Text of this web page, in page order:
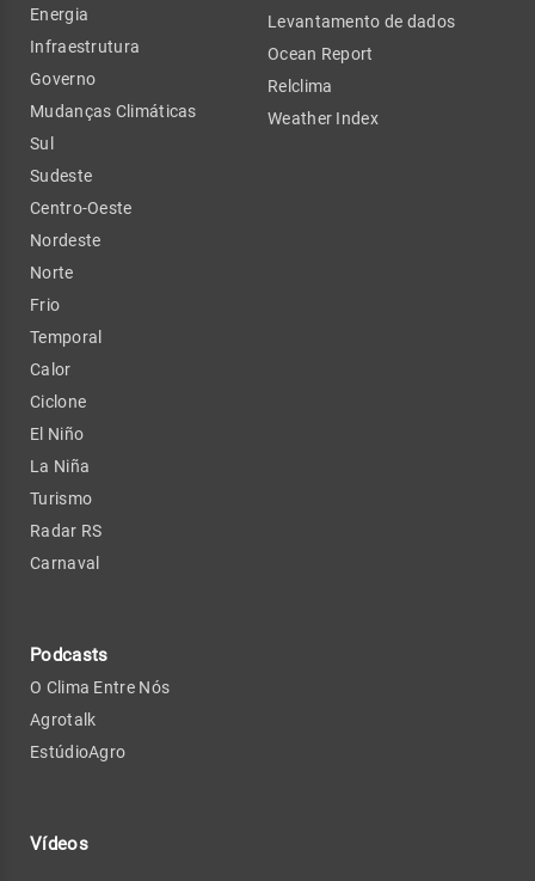
Energia
Infraestrutura
Governo
Mudanças Climáticas
Sul
Sudeste
Centro-Oeste
Nordeste
Norte
Frio
Temporal
Calor
Ciclone
El Niño
La Niña
Turismo
Radar RS
Carnaval
Podcasts
O Clima Entre Nós
Agrotalk
EstúdioAgro
Vídeos
Levantamento de dados
Ocean Report
Relclima
Weather Index